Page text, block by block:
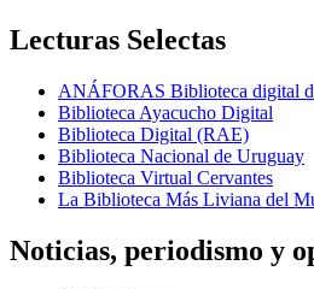
Lecturas Selectas
ANÁFORAS Biblioteca digital
Biblioteca Ayacucho Digital
Biblioteca Digital (RAE)
Biblioteca Nacional de Uruguay
Biblioteca Virtual Cervantes
La Biblioteca Más Liviana del
Noticias, periodismo y